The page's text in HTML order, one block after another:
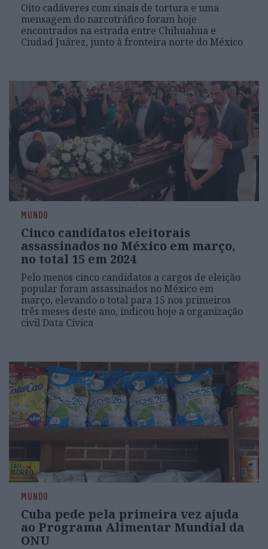
Oito cadáveres com sinais de tortura e uma
mensagem do narcotráfico foram hoje
encontrados na estrada entre Chihuahua e
Ciudad Juárez, junto à fronteira norte do México
MUNDO
Cinco candidatos eleitorais
assassinados no México em março,
no total 15 em 2024
Pelo menos cinco candidatos a cargos de eleição
popular foram assassinados no México em
março, elevando o total para 15 nos primeiros
três meses deste ano, indicou hoje a organização
civil Data Cívica
MUNDO
Cuba pede pela primeira vez ajuda
ao Programa Alimentar Mundial da
ONU